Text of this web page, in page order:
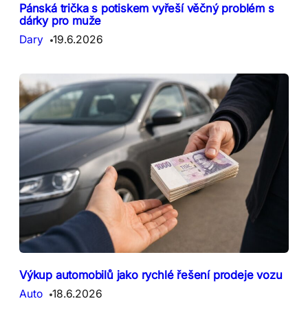
Pánská trička s potiskem vyřeší věčný problém s
dárky pro muže
Dary 19.6.2026
Výkup automobilů jako rychlé řešení prodeje vozu
Auto 18.6.2026